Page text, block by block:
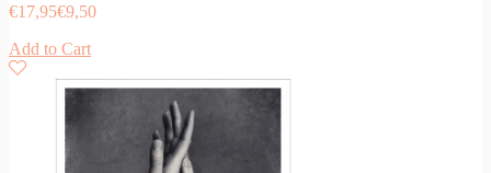
€17,95€9,50
Add to Cart